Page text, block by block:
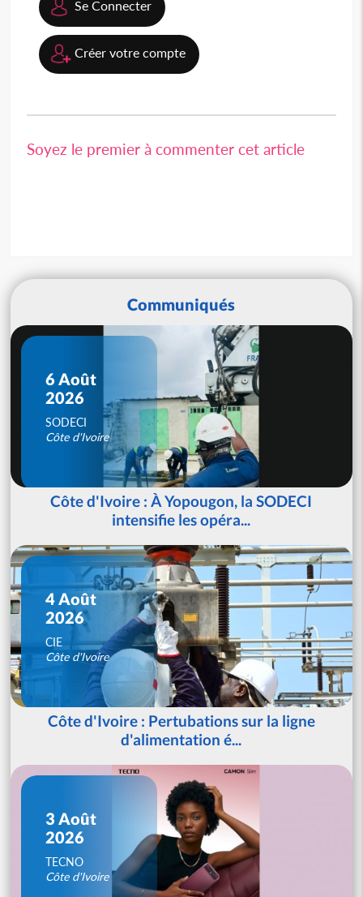
Se Connecter
Créer votre compte
Soyez le premier à commenter cet article
Communiqués
6 Août
2026
SODECI
Côte d'Ivoire
Côte d'Ivoire : À Yopougon, la SODECI
intensifie les opéra...
4 Août
2026
CIE
Côte d'Ivoire
Côte d'Ivoire : Pertubations sur la ligne
d'alimentation é...
3 Août
2026
TECNO
Côte d'Ivoire